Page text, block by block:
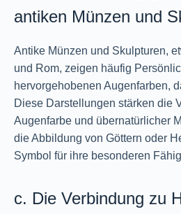
antiken Münzen und
Antike Münzen und Skulpturen,
und Rom, zeigen häufig
hervorgehobenen Augenfarben,
Diese Darstellungen stärken die
Augenfarbe und übernatürlicher
die Abbildung von Göttern oder
Symbol für ihre besonderen
c. Die Verbindung zu